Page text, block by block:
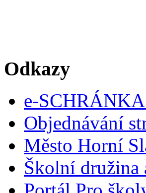
Odkazy
e-
Objednávání
Město Horní
Školní družina